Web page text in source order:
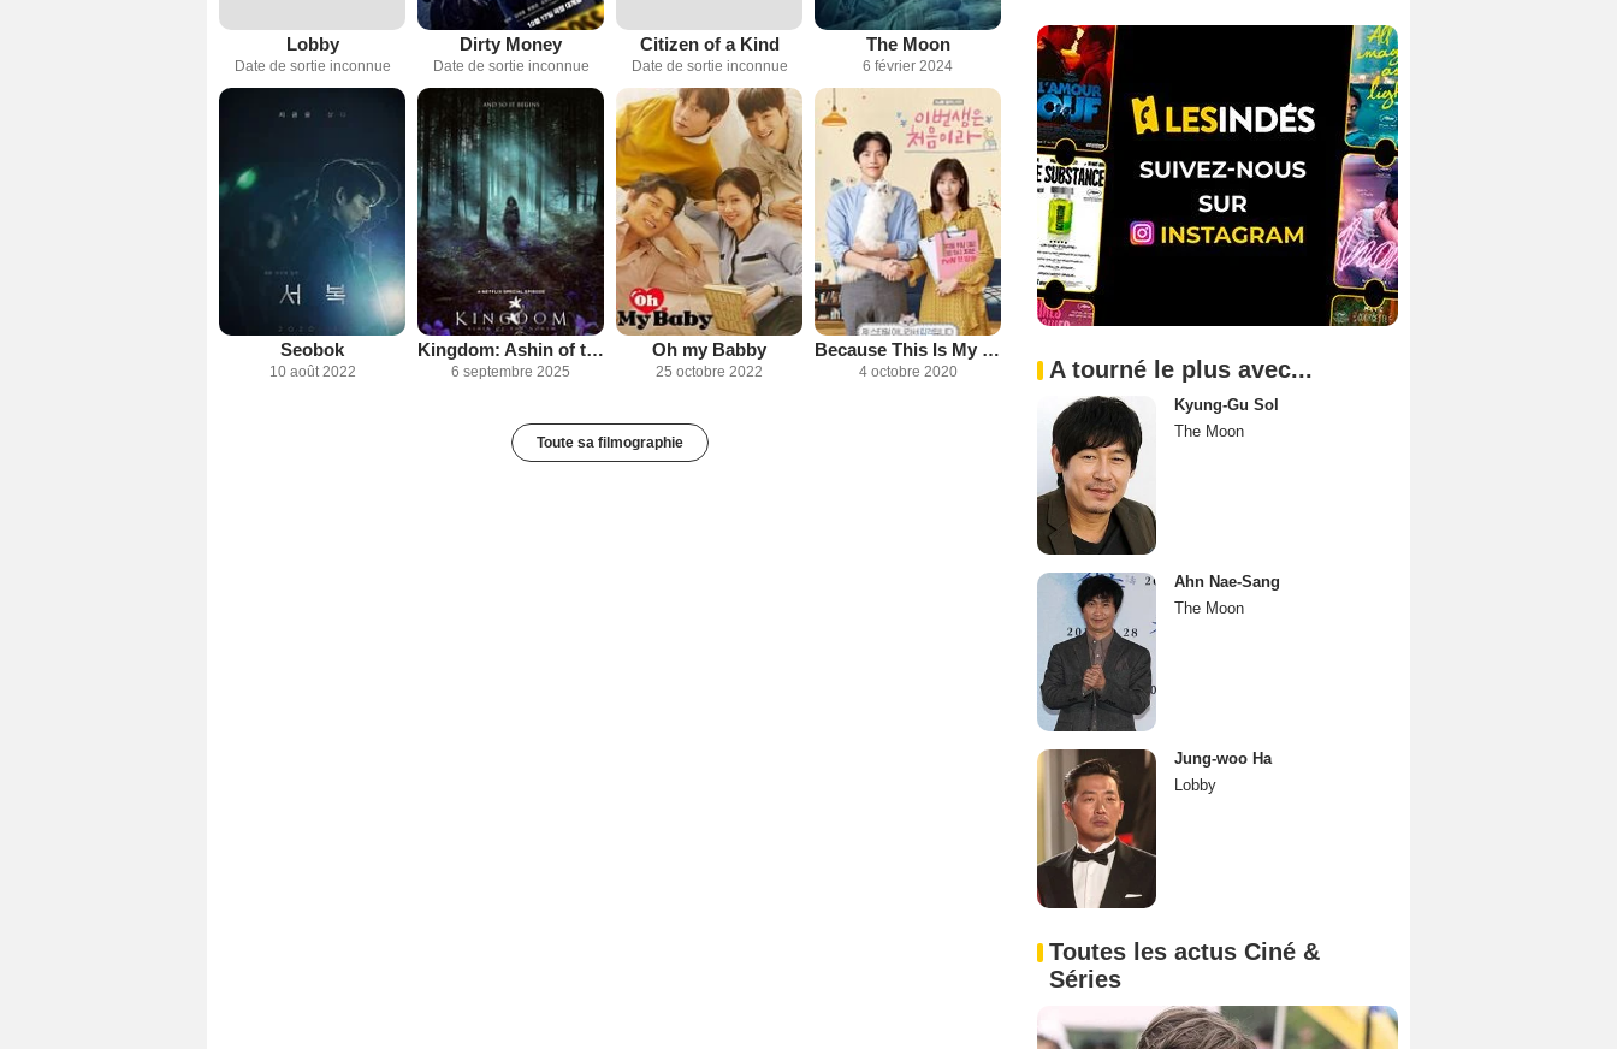
Lobby
Date de sortie inconnue
Dirty Money
Date de sortie inconnue
Citizen of a Kind
Date de sortie inconnue
The Moon
6 février 2024
Seobok
10 août 2022
Kingdom: Ashin of the North
6 septembre 2025
Oh my Babby
25 octobre 2022
Because This Is My First Life
4 octobre 2020
Toute sa filmographie
A tourné le plus avec...
Kyung-Gu Sol
The Moon
Ahn Nae-Sang
The Moon
Jung-woo Ha
Lobby
Toutes les actus Ciné &
Séries